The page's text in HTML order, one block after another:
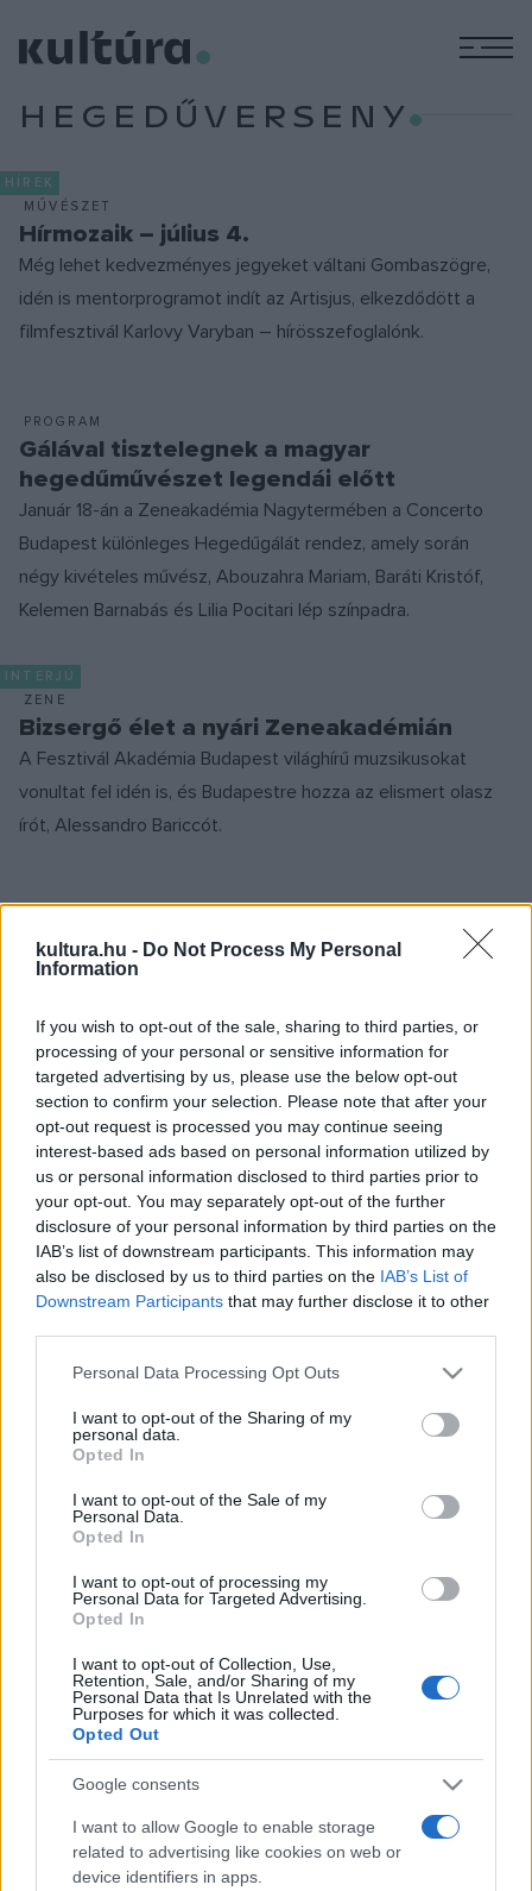
kultura.hu - Do Not Process My Personal
Information
If you wish to opt-out of the sale, sharing to third parties, or
processing of your personal or sensitive information for
targeted advertising by us, please use the below opt-out
section to confirm your selection. Please note that after your
opt-out request is processed you may continue seeing
interest-based ads based on personal information utilized by
us or personal information disclosed to third parties prior to
your opt-out. You may separately opt-out of the further
disclosure of your personal information by third parties on the
IAB’s list of downstream participants. This information may
also be disclosed by us to third parties on the IAB’s List of
Downstream Participants that may further disclose it to other
Please note that this website/app uses one or more Google
not limited to your visit or usage behaviour. You may click to
grant or deny consent to Google and its third-party tags to
use your data for below specified purposes in below Google
consent section.
Personal Data Processing Opt Outs
I want to opt-out of the Sharing of my
personal data.
Opted In
I want to opt-out of the Sale of my
Personal Data.
Opted In
I want to opt-out of processing my
Personal Data for Targeted Advertising.
Opted In
I want to opt-out of Collection, Use,
Retention, Sale, and/or Sharing of my
Personal Data that Is Unrelated with the
Purposes for which it was collected.
Opted Out
Google consents
I want to allow Google to enable storage
related to advertising like cookies on web or
device identifiers in apps.
HEGEDŰVERSENY
HÍREK
MŰVÉSZET
Hírmozaik – július 4.
Még lehet kedvezményes jegyeket váltani Gombaszögre,
idén is mentorprogramot indít az Artisjus, elkezdődött a
filmfesztivál Karlovy Varyban – hírösszefoglalónk.
PROGRAM
Gálával tisztelegnek a magyar
hegedűművészet legendái előtt
Január 18-án a Zeneakadémia Nagytermében a Concerto
Budapest különleges Hegedűgálát rendez, amely során
négy kivételes művész, Abouzahra Mariam, Baráti Kristóf,
Kelemen Barnabás és Lilia Pocitari lép színpadra.
INTERJÚ
ZENE
Bizsergő élet a nyári Zeneakadémián
A Fesztivál Akadémia Budapest világhírű muzsikusokat
vonultat fel idén is, és Budapestre hozza az elismert olasz
írót, Alessandro Bariccót.
Ritkán játszott hegedűversenyt szólaltat
meg Kokas Katalin a Danubia Zenekarral
szólal meg Kokas Katalin Liszt-díjas hegedűművész,
érdemes művész és a Danubia Zenekar előadásában
Hámori Máté vezényletével március 21-én a Zeneakadémia
Nagytermében. Alban Berg utolsó műve befejezetlenül
maradt operájának, a Lulunak a komponálása közben, 1935-
ben keletkezett.
EGYÉB
Magyar győzelem és értékes helyezések
Hegedűversenyen
Kilenc ország 38 tehetséges versenyzője vett részt a II.
Hubay Jenő Nemzetközi Hegedűversenyen Budapesten. A
12–15 évesek között Berec Laura nyerte az első díjat.
Újraindul a Flesch Károly Nemzetközi
Hegedűverseny
2023-ban lesz Flesch Károly, a világhírű hegedűművész és
pedagógus születésének 150. évfordulója, az ünnepi
évadban – öt év után – ismét megrendezik a XIV. Flesch
Károly Nemzetközi Hegedűversenyt.
KULTPOL